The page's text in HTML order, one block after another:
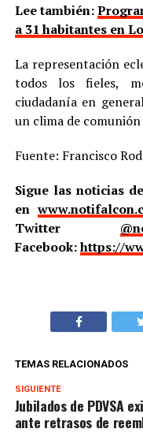
Lee también:
a 31 habitantes en
La representación
todos los fieles,
ciudadanía en
un clima de
Fuente: Francisco
Sigue las noticias
en
Twitter
Facebook:https://
TEMAS RELACIONADOS
SIGUIENTE
Jubilados de PDVSA
ante retrasos de